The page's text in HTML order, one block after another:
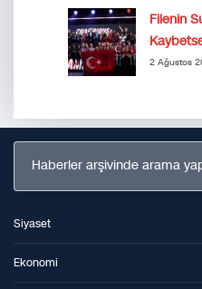
Filenin
2 Ağustos
Haberler arşivinde arama
Siyaset
Ekonomi